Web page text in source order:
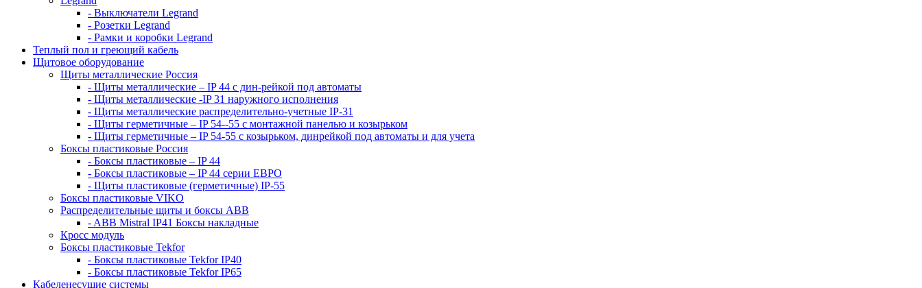
- Выключатели Legrand
- Розетки Legrand
- Рамки и коробки Legrand
Теплый пол и греющий кабель
Щитовое оборудование
Щиты металлические Россия
- Щиты металлические – IP 44 с дин-рейкой под автоматы
- Щиты металлические -IP 31 наружного исполнения
- Щиты металлические распределительно-учетные IP-31
- Щиты герметичные – IP 54--55 с монтажной панелью и козырьком
- Щиты герметичные – IP 54-55 с козырьком, динрейкой под автоматы и для учета
Боксы пластиковые Россия
- Боксы пластиковые – IP 44
- Боксы пластиковые – IP 44 серии ЕВРО
- Щиты пластиковые (герметичные) IP-55
Боксы пластиковые VIKO
Распределительные щиты и боксы АВВ
- ABB Mistral IP41 Боксы накладные
Кросс модуль
Боксы пластиковые Tekfor
- Боксы пластиковые Tekfor IP40
- Боксы пластиковые Tekfor IP65
Кабеленесущие системы